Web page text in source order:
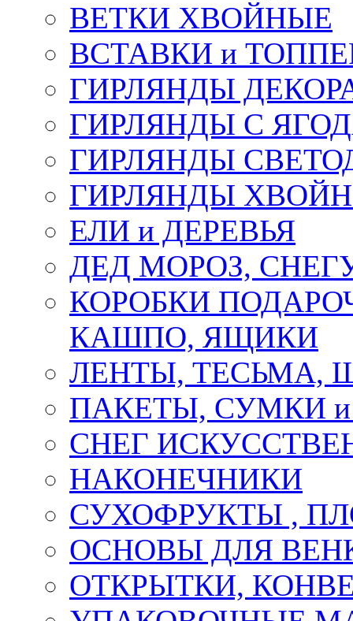
ВЕТКИ ХВОЙНЫЕ
ВСТАВКИ и
ГИРЛЯНДЫ
ГИРЛЯНДЫ С
ГИРЛЯНДЫ
ГИРЛЯНДЫ
ЕЛИ и ДЕРЕВЬЯ
ДЕД МОРОЗ,
КОРОБКИ
КАШПО, ЯЩИКИ
ЛЕНТЫ, ТЕСЬМА,
ПАКЕТЫ, СУМКИ
СНЕГ
НАКОНЕЧНИКИ
СУХОФРУКТЫ ,
ОСНОВЫ ДЛЯ
ОТКРЫТКИ,